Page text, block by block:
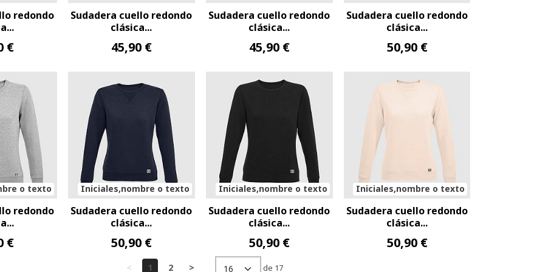
redondo
€
Sudadera cuello redondo
clásica...
45,90 €
Sudadera cuello redondo
clásica...
45,90 €
Sudadera cuello redondo
clásica...
50,90 €
o texto
redondo
€
Iniciales,nombre o texto
Sudadera cuello redondo
clásica...
50,90 €
Iniciales,nombre o texto
Sudadera cuello redondo
clásica...
50,90 €
Iniciales,nombre o texto
Sudadera cuello redondo
clásica...
50,90 €
< 1 2 > de 17